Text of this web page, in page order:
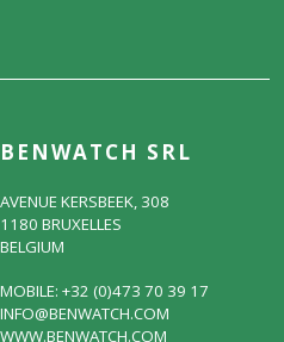
BENWATCH SRL
AVENUE KERSBEEK, 308
1180 BRUXELLES
BELGIUM
MOBILE: +32 (0)473 70 39 17
INFO@BENWATCH.COM
WWW.BENWATCH.COM